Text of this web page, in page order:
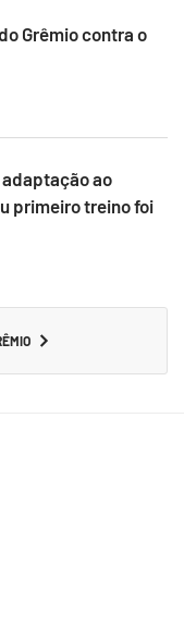
Grêmio contra o
ao
primeiro treino foi